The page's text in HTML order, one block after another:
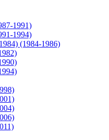
1991)
1994)
(1984-1986)